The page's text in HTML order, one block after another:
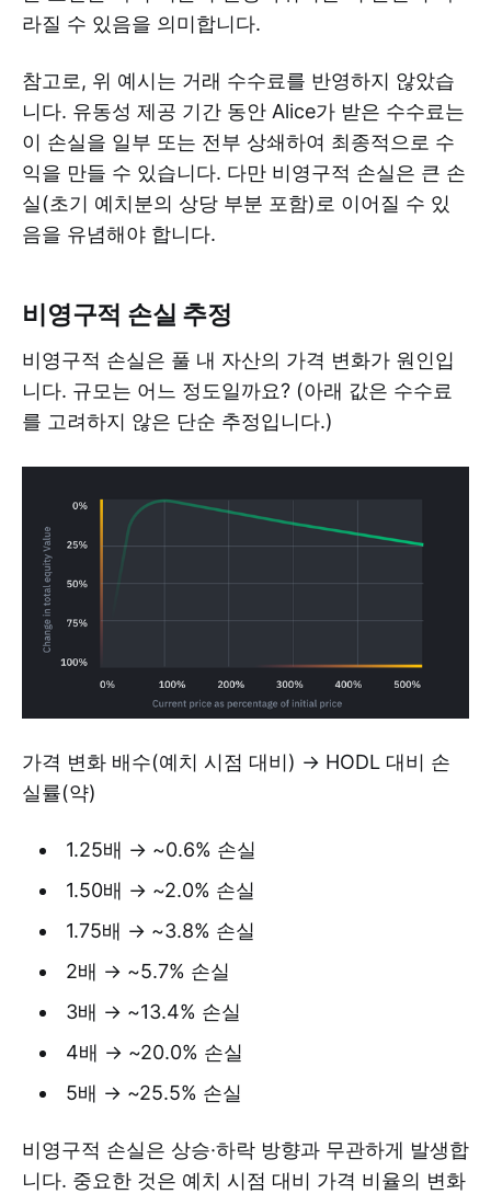
라질 수 있음을 의미합니다.
참고로, 위 예시는 거래 수수료를 반영하지 않았습
니다. 유동성 제공 기간 동안 Alice가 받은 수수료는
이 손실을 일부 또는 전부 상쇄하여 최종적으로 수
익을 만들 수 있습니다. 다만 비영구적 손실은 큰 손
실(초기 예치분의 상당 부분 포함)로 이어질 수 있
음을 유념해야 합니다.
비영구적 손실 추정
비영구적 손실은 풀 내 자산의 가격 변화가 원인입
니다. 규모는 어느 정도일까요? (아래 값은 수수료
를 고려하지 않은 단순 추정입니다.)
가격 변화 배수(예치 시점 대비) → HODL 대비 손
실률(약)
1.25배 → ~0.6% 손실
1.50배 → ~2.0% 손실
1.75배 → ~3.8% 손실
2배 → ~5.7% 손실
3배 → ~13.4% 손실
4배 → ~20.0% 손실
5배 → ~25.5% 손실
비영구적 손실은 상승·하락 방향과 무관하게 발생합
니다. 중요한 것은 예치 시점 대비 가격 비율의 변화